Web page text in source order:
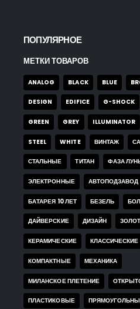
ПОПУЛЯРНОЕ
МЕТКИ ТОВАРОВ
ANALOG BLACK BLUE
DESIGN EDIFICE G-SHOCK
GREEN GREY ILLUMINATOR
STEEL WHITE ВИНТАЖ
СТАЛЬНЫЕ ТИТАН ФАЗА
ЭЛЕКТРОННЫЕ АВТОПОДЗАВОД
БАТАРЕЯ 10 ЛЕТ БЕЗЕЛЬ
ДАЙВЕРСКИЕ ДИЗАЙН
КЕРАМИЧЕСКИЕ КЛАССИЧЕСКИЕ
КОМПАКТНЫЕ МЕХАНИКА
МИЛАНСКОЕ ПЛЕТЕНИЕ
ПЛАСТИКОВЫЕ